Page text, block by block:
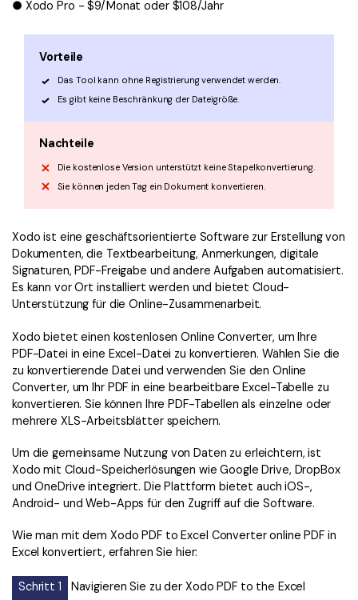
● Xodo Pro - $9/Monat oder $108/Jahr
Vorteile
Das Tool kann ohne Registrierung verwendet werden.
Es gibt keine Beschränkung der Dateigröße.
Nachteile
Die kostenlose Version unterstützt keine Stapelkonvertierung.
Sie können jeden Tag ein Dokument konvertieren.
Xodo ist eine geschäftsorientierte Software zur Erstellung von
Dokumenten, die Textbearbeitung, Anmerkungen, digitale
Signaturen, PDF-Freigabe und andere Aufgaben automatisiert.
Es kann vor Ort installiert werden und bietet Cloud-
Unterstützung für die Online-Zusammenarbeit.
Xodo bietet einen kostenlosen Online Converter, um Ihre
PDF-Datei in eine Excel-Datei zu konvertieren. Wählen Sie die
zu konvertierende Datei und verwenden Sie den Online
Converter, um Ihr PDF in eine bearbeitbare Excel-Tabelle zu
konvertieren. Sie können Ihre PDF-Tabellen als einzelne oder
mehrere XLS-Arbeitsblätter speichern.
Um die gemeinsame Nutzung von Daten zu erleichtern, ist
Xodo mit Cloud-Speicherlösungen wie Google Drive, DropBox
und OneDrive integriert. Die Plattform bietet auch iOS-,
Android- und Web-Apps für den Zugriff auf die Software.
Wie man mit dem Xodo PDF to Excel Converter online PDF in
Excel konvertiert, erfahren Sie hier:
Schritt 1
Navigieren Sie zu der Xodo PDF to the Excel